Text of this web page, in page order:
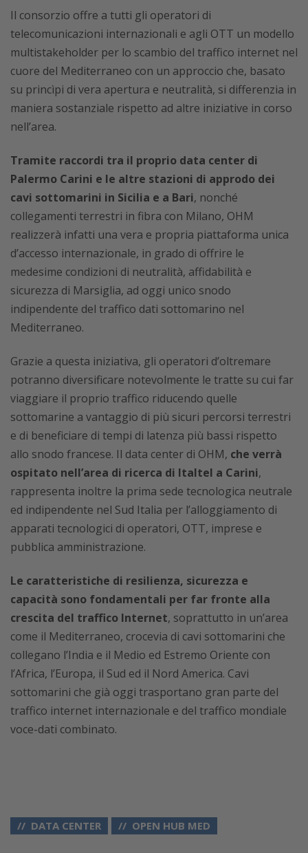
Il consorzio offre a tutti gli operatori di
telecomunicazioni internazionali e agli OTT un modello
multistakeholder per lo scambio del traffico internet nel
cuore del Mediterraneo con un approccio che, basato
su princìpi di vera apertura e neutralità, si differenzia in
maniera sostanziale rispetto ad altre iniziative in corso
nell’area.
Tramite raccordi tra il proprio data center di
Palermo Carini e le altre stazioni di approdo dei
cavi sottomarini in Sicilia e a Bari, nonché
collegamenti terrestri in fibra con Milano, OHM
realizzerà infatti una vera e propria piattaforma unica
d’accesso internazionale, in grado di offrire le
medesime condizioni di neutralità, affidabilità e
sicurezza di Marsiglia, ad oggi unico snodo
indipendente del traffico dati sottomarino nel
Mediterraneo.
Grazie a questa iniziativa, gli operatori d’oltremare
potranno diversificare notevolmente le tratte su cui far
viaggiare il proprio traffico riducendo quelle
sottomarine a vantaggio di più sicuri percorsi terrestri
e di beneficiare di tempi di latenza più bassi rispetto
allo snodo francese. Il data center di OHM, che verrà
ospitato nell’area di ricerca di Italtel a Carini,
rappresenta inoltre la prima sede tecnologica neutrale
ed indipendente nel Sud Italia per l’alloggiamento di
apparati tecnologici di operatori, OTT, imprese e
pubblica amministrazione.
Le caratteristiche di resilienza, sicurezza e
capacità sono fondamentali per far fronte alla
crescita del traffico Internet, soprattutto in un’area
come il Mediterraneo, crocevia di cavi sottomarini che
collegano l’India e il Medio ed Estremo Oriente con
l’Africa, l’Europa, il Sud ed il Nord America. Cavi
sottomarini che già oggi trasportano gran parte del
traffico internet internazionale e del traffico mondiale
voce-dati combinato.
DATA CENTER OPEN HUB MED